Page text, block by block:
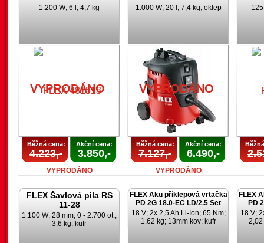
1.200 W; 6 l; 4,7 kg
VYPRODÁNO
Běžná cena:
4.223,-
Akční cena:
3.850,-
VYPRODÁNO
1.000 W; 20 l; 7,4 kg; oklep
VYPRODÁNO
Běžná cena:
7.127,-
Akční cena:
6.490,-
VYPRODÁNO
FLEX Šavlová pila RS
11-28
1.100 W; 28 mm; 0 - 2.700 ot.;
3,6 kg; kufr
FLEX Aku příklepová vrtačka
PD 2G 18.0-EC LD/2.5 Set
18 V; 2x 2,5 Ah Li-Ion; 65 Nm;
1,62 kg; 13mm kov; kufr
FLEX
PD
18 V;
2,02